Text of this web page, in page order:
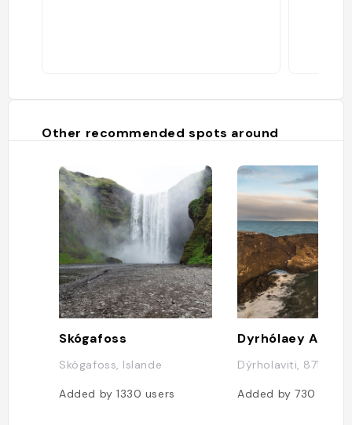
Other recommended spots around
Skógafoss
Skógafoss, Islande
Added by1330 users
Dyrhólaey Arch
Dýrholaviti, 871 Vík,
Added by730